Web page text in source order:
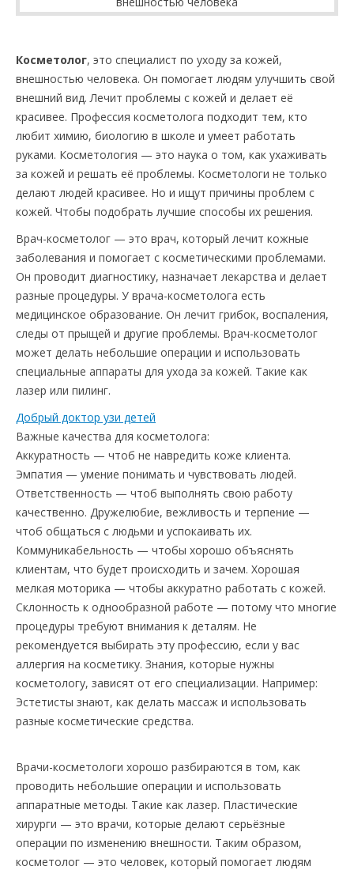
Косметолог, это специалист по уходу за кожей,
внешностью человека. Он помогает людям улучшить свой
внешний вид. Лечит проблемы с кожей и делает её
красивее. Профессия косметолога подходит тем, кто
любит химию, биологию в школе и умеет работать
руками. Косметология — это наука о том, как ухаживать
за кожей и решать её проблемы. Косметологи не только
делают людей красивее. Но и ищут причины проблем с
кожей. Чтобы подобрать лучшие способы их решения.
Врач-косметолог — это врач, который лечит кожные
заболевания и помогает с косметическими проблемами.
Он проводит диагностику, назначает лекарства и делает
разные процедуры. У врача-косметолога есть
медицинское образование. Он лечит грибок, воспаления,
следы от прыщей и другие проблемы. Врач-косметолог
может делать небольшие операции и использовать
специальные аппараты для ухода за кожей. Такие как
лазер или пилинг.
Добрый доктор узи детей
Важные качества для косметолога:
Аккуратность — чтоб не навредить коже клиента.
Эмпатия — умение понимать и чувствовать людей.
Ответственность — чтоб выполнять свою работу
качественно. Дружелюбие, вежливость и терпение —
чтоб общаться с людьми и успокаивать их.
Коммуникабельность — чтобы хорошо объяснять
клиентам, что будет происходить и зачем. Хорошая
мелкая моторика — чтобы аккуратно работать с кожей.
Склонность к однообразной работе — потому что многие
процедуры требуют внимания к деталям. Не
рекомендуется выбирать эту профессию, если у вас
аллергия на косметику. Знания, которые нужны
косметологу, зависят от его специализации. Например:
Эстетисты знают, как делать массаж и использовать
разные косметические средства.
Врачи-косметологи хорошо разбираются в том, как
проводить небольшие операции и использовать
аппаратные методы. Такие как лазер. Пластические
хирурги — это врачи, которые делают серьёзные
операции по изменению внешности. Таким образом,
косметолог — это человек, который помогает людям